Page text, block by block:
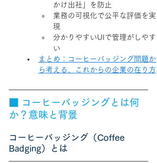
かけ出社」を防止
業務の可視化で公平な評価を実
現
分かりやすいUIで管理がしやす
い
まとめ：コーヒーバッジング問題か
ら考える、これからの企業の在り方
■ コーヒーバッジングとは何
か？意味と背景
コーヒーバッジング（Coffee
Badging）とは